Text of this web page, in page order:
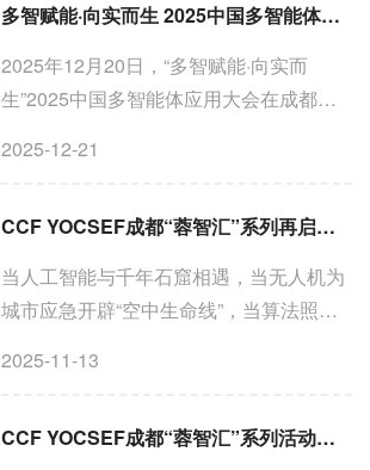
兵、唐诗，AC委员周让、张引，与... 多智赋能·向实而生 2025中国多智能体应用大会在成都举行
2025年12月20日，“多智赋能·向实而
生”2025中国多智能体应用大会在成都举
会，本届大会由中国计算机学会（CCF）
CCF人工智能与模式识别专业...
2025-12-21
CCF YOCSEF成都“蓉智汇”系列再启新章——联合CCF公益工委举办“数智温度 公益天府”线上直播
当人工智能与千年石窟相遇，当无人机为
城市应急开辟“空中生命线”，当算法照亮
代码，更成为浸润城市温度的公益力量。
机科技论坛成都分论...
2025-11-13
CCF YOCSEF成都“蓉智汇”系列活动走进宜宾高县：科技赋能民族团结，青春共筑创新梦想